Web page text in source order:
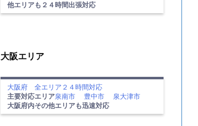
他エリアも２４時間出張対応
大阪エリア
大阪府 全エリア２４時間対応
主要対応エリア泉南市 豊中市
泉大津市
大阪府内その他エリアも迅速対応